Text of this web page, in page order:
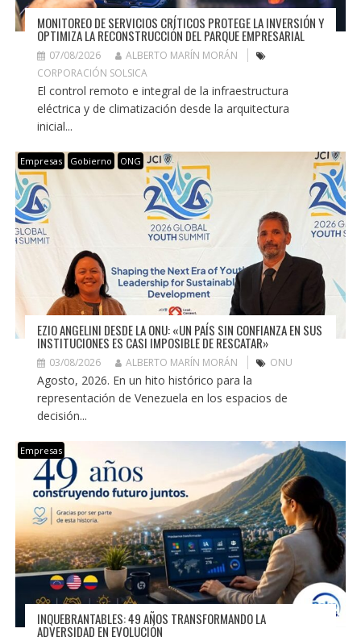
MONITOREO DE SERVICIOS CRÍTICOS PROTEGE LA INVERSIÓN Y
OPTIMIZA LA RECONSTRUCCIÓN DEL PARQUE EMPRESARIAL
07/08/2026
ALBERTO MARÍN MORÁN
CORPORACIÓN SOLSICA
El control remoto e integral de la infraestructura
eléctrica y de climatización desde la arquitectura
inicial...
Empresas Gobierno ONG
EZIO ANGELINI DESDE LA ONU: «UN PAÍS SIN CONFIANZA EN SUS
INSTITUCIONES ES CASI IMPOSIBLE DE RESCATAR»
03/08/2026 ALBERTO MARÍN MORÁN ONU
Agosto, 2026. En un hito histórico para la
representación de Venezuela en los espacios de
decisión...
Empresas
INQUEBRANTABLES: 49 AÑOS TRANSFORMANDO LA
ADVERSIDAD EN EVOLUCIÓN